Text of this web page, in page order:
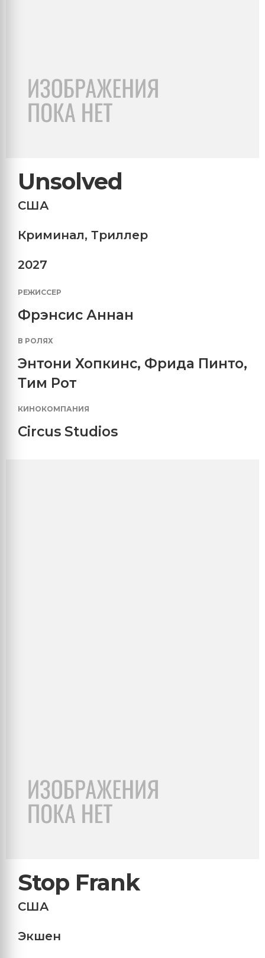
Unsolved
США
Криминал, Триллер
2027
РЕЖИССЕР
Фрэнсис Аннан
В РОЛЯХ
Энтони Хопкинс, Фрида Пинто,
Тим Рот
КИНОКОМПАНИЯ
Circus Studios
Stop Frank
США
Экшен